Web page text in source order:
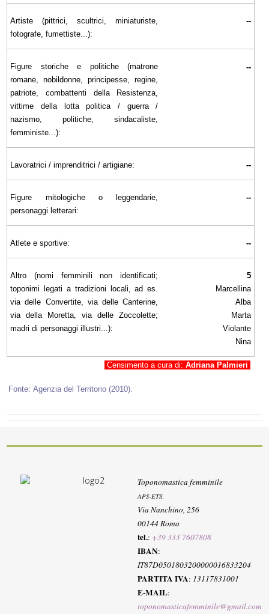
Artiste (pittrici, scultrici, miniaturiste,
fotografe, fumettiste...):
--
Figure storiche e politiche (matrone
romane, nobildonne, principesse, regine,
patriote, combattenti della Resistenza,
vittime della lotta politica / guerra /
nazismo, politiche, sindacaliste,
femministe...):
--
Lavoratrici / imprenditrici / artigiane: --
Figure mitologiche o leggendarie,
personaggi letterari:
--
Atlete e sportive: --
Altro (nomi femminili non identificati;
toponimi legati a tradizioni locali, ad es.
via delle Convertite, via delle Canterine,
via della Moretta, via delle Zoccolette;
madri di personaggi illustri...):
5
Marcellina
Alba
Marta
Violante
Nina
Censimento a cura di: Adriana Palmieri
Fonte:Agenzia del Territorio (2010)
Toponomastica femminile
APS-ETS:
Via Nanchino, 256
00144 Roma
tel.:+39 333 7607808
IBAN:
IT87D0501803200000016833204
PARTITA IVA: 13117831001
E-MAIL:
toponomasticafemminile@gmail.com